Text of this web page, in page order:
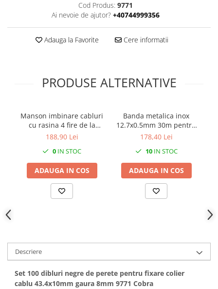
Cod Produs: 9771
Ai nevoie de ajutor? +40744999356
Adauga la Favorite Cere informatii
PRODUSE ALTERNATIVE
Manson imbinare cabluri
cu rasina 4 fire de la
16mm²​​​​​​​ la 50mm²​​​​​​​ sau 5
35mm²​​​​​​​
188,90 Lei
0 IN STOC
ADAUGA IN COS
Banda metalica inox
12.7x0.5mm 30m pentru
fixare si prindere
178,40 Lei
10IN STOC
ADAUGA IN COS
Descriere
Set 100 dibluri negre de perete pentru fixare colier
cablu 43.4x10mm gaura 8mm 9771 Cobra